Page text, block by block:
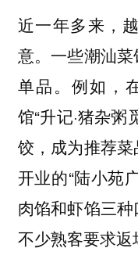
近一年多来，
意。一些潮汕
单品。例如，
馆“升记·猪杂粥
饺，成为推荐
开业的“陆小苑
肉馅和虾馅三
不少熟客要求返